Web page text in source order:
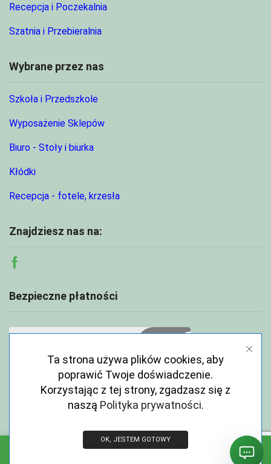
Recepcja i Poczekalnia
Szatnia i Przebieralnia
Wybrane przez nas
Szkoła i Przedszkole
Wyposażenie Sklepów
Biuro - Stoły i biurka
Kłódki
Recepcja - fotele, krzesła
Znajdziesz nas na:
Facebook
Bezpieczne płatności
Ta strona używa plików cookies, aby
poprawić Twoje doświadczenie.
Korzystając z tej strony, zgadzasz się z
naszą Polityka prywatności.
OK, JESTEM GOTOWY